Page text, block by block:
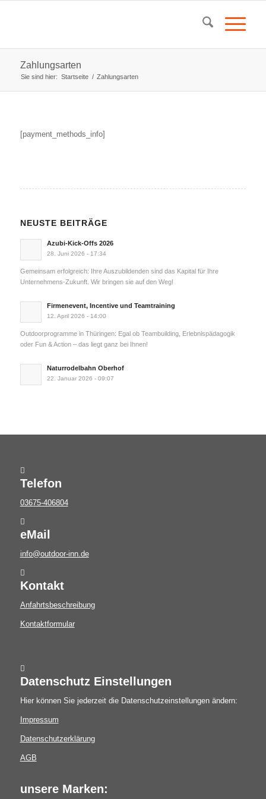
Zahlungsarten
Sie sind hier: Startseite / Zahlungsarten
[payment_methods_info]
NEUSTE BEITRÄGE
Azubi-Kick-Offs 2026
28. Juni 2026 - 17:34
Gemeinsam erfolgreich: Ihre Auszubildenden sind das Kapital für Ihre
Unternehmens-Zukunft. Wir bringen sie auf den Weg!
Firmenevent, Incentive und Teamtraining
12. April 2026 - 14:00
Outdoorprogramme in Thüringen: Egal ob Teambuilding, Erlebnispädagogik
oder Fun & Action – das liegt ganz bei Ihnen!
Naturrodelbahn Oberhof
22. Januar 2026 - 09:07
Telefon
03675-406804
eMail
info@outdoor-inn.de
Kontakt
Anfahrtsbeschreibung
Kontaktformular
Datenschutz Einstellungen
Hier können Sie jederzeit die Datenschutzeinstellungen ändern:
Impressum
Datenschutzerklärung
AGB
unsere Marken: